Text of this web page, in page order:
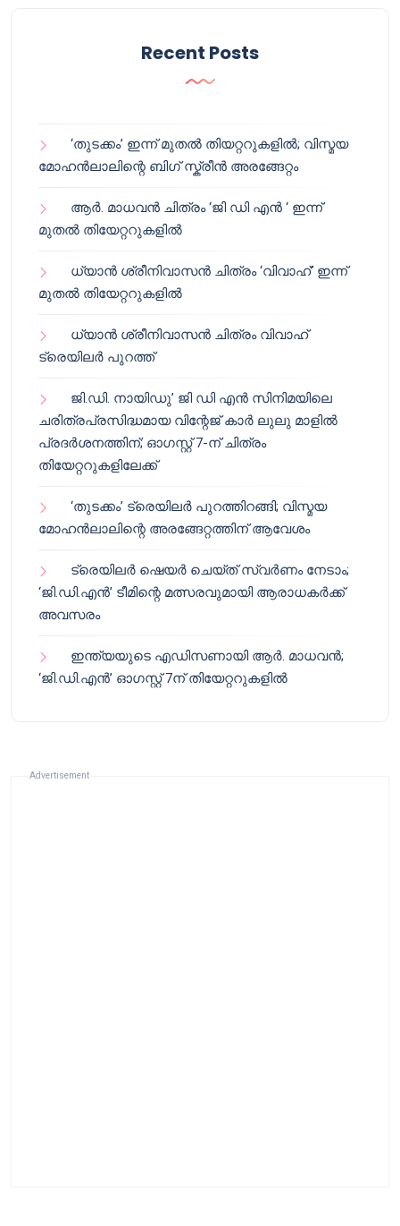
Recent Posts
‘തുടക്കം’ ഇന്ന് മുതൽ തിയറ്ററുകളിൽ; വിസ്മയ
മോഹൻലാലിന്റെ ബിഗ് സ്ക്രീൻ അരങ്ങേറ്റം
ആർ. മാധവൻ ചിത്രം ‘ജി ഡി എൻ ‘ ഇന്ന്
മുതൽ തിയേറ്ററുകളിൽ
ധ്യാൻ ശ്രീനിവാസൻ ചിത്രം ‘വിവാഹ്’ ഇന്ന്
മുതൽ തിയേറ്ററുകളിൽ
ധ്യാൻ ശ്രീനിവാസൻ ചിത്രം വിവാഹ്
ട്രെയിലർ പുറത്ത്
ജി.ഡി. നായിഡു’ ജി ഡി എൻ സിനിമയിലെ
ചരിത്രപ്രസിദ്ധമായ വിന്റേജ് കാർ ലുലു മാളിൽ
പ്രദർശനത്തിന്; ഓഗസ്റ്റ് 7-ന് ചിത്രം
തിയേറ്ററുകളിലേക്ക്
‘തുടക്കം’ ട്രെയിലർ പുറത്തിറങ്ങി; വിസ്മയ
മോഹൻലാലിന്റെ അരങ്ങേറ്റത്തിന് ആവേശം
ട്രെയിലർ ഷെയർ ചെയ്‌ത് സ്വർണം നേടാം;
‘ജി.ഡി.എൻ’ ടീമിന്റെ മത്സരവുമായി ആരാധകർക്ക്
അവസരം
ഇന്ത്യയുടെ എഡിസണായി ആർ. മാധവൻ;
‘ജി.ഡി.എൻ’ ഓഗസ്റ്റ് 7ന് തിയേറ്ററുകളിൽ
Advertisement